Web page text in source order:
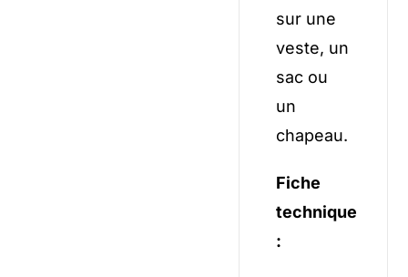
sur une
veste, un
sac ou
un
chapeau.
Fiche
technique
: